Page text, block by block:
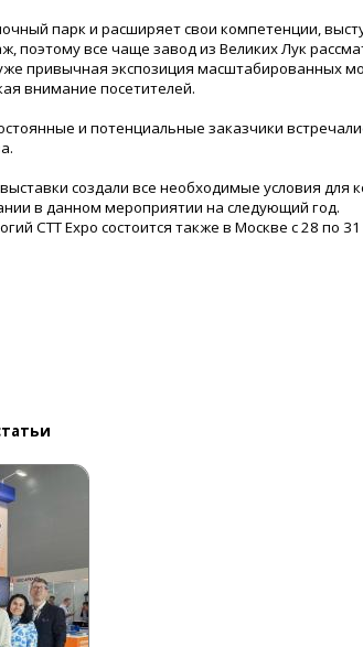
парк и расширяет свои компетенции,
поэтому все чаще завод из Великих Лук
привычная экспозиция масштабированных
внимание посетителей.
и потенциальные заказчики
создали все необходимые условия для
в данном мероприятии на следующий год.
CTT Expo состоится также в Москве с 28 по